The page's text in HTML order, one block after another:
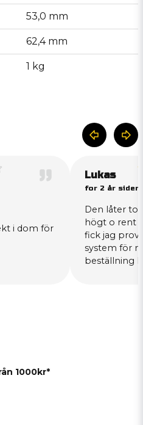
53,0 mm
62,4 mm
1 kg
i dom för
Lukas
for 2 år siden
Den låter
högt o rent
fick jag
system för
beställning
1000kr*